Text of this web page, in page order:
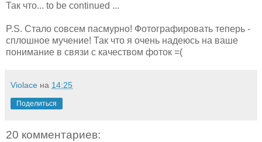
Так что... to be continued ...
P.S. Стало совсем пасмурно! Фотографировать теперь -
сплошное мучение! Так что я очень надеюсь на ваше
понимание в связи с качеством фоток =(
Violace на 14:25
Поделиться
20 комментариев: